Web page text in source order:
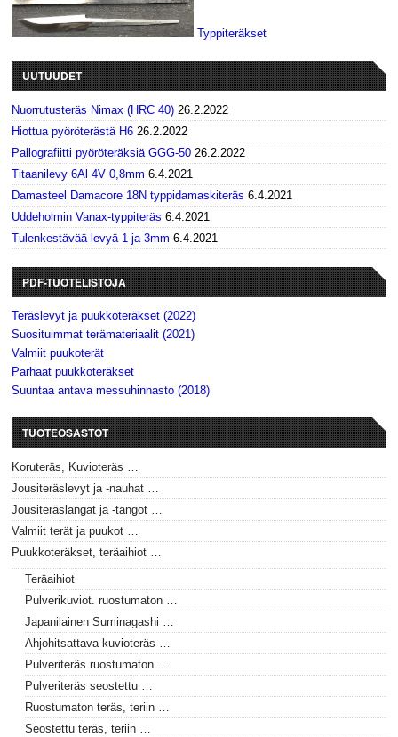
Typpiteräkset
UUTUUDET
Nuorrutusteräs Nimax (HRC 40) 26.2.2022
Hiottua pyöröterästä H6 26.2.2022
Pallografiitti pyöröteräksiä GGG-50 26.2.2022
Titaanilevy 6Al 4V 0,8mm 6.4.2021
Damasteel Damacore 18N typpidamaskiteräs 6.4.2021
Uddeholmin Vanax-typpiteräs 6.4.2021
Tulenkestävää levyä 1 ja 3mm 6.4.2021
PDF-TUOTELISTOJA
Teräslevyt ja puukkoteräkset (2022)
Suosituimmat terämateriaalit (2021)
Valmiit puukoterät
Parhaat puukkoteräkset
Suuntaa antava messuhinnasto (2018)
TUOTEOSASTOT
Koruteräs, Kuvioteräs …
Jousiteräslevyt ja -nauhat …
Jousiteräslangat ja -tangot …
Valmiit terät ja puukot …
Puukkoteräkset, teräaihiot …
Teräaihiot
Pulverikuviot. ruostumaton …
Japanilainen Suminagashi …
Ahjohitsattava kuvioteräs …
Pulveriteräs ruostumaton …
Pulveriteräs seostettu …
Ruostumaton teräs, teriin …
Seostettu teräs, teriin …